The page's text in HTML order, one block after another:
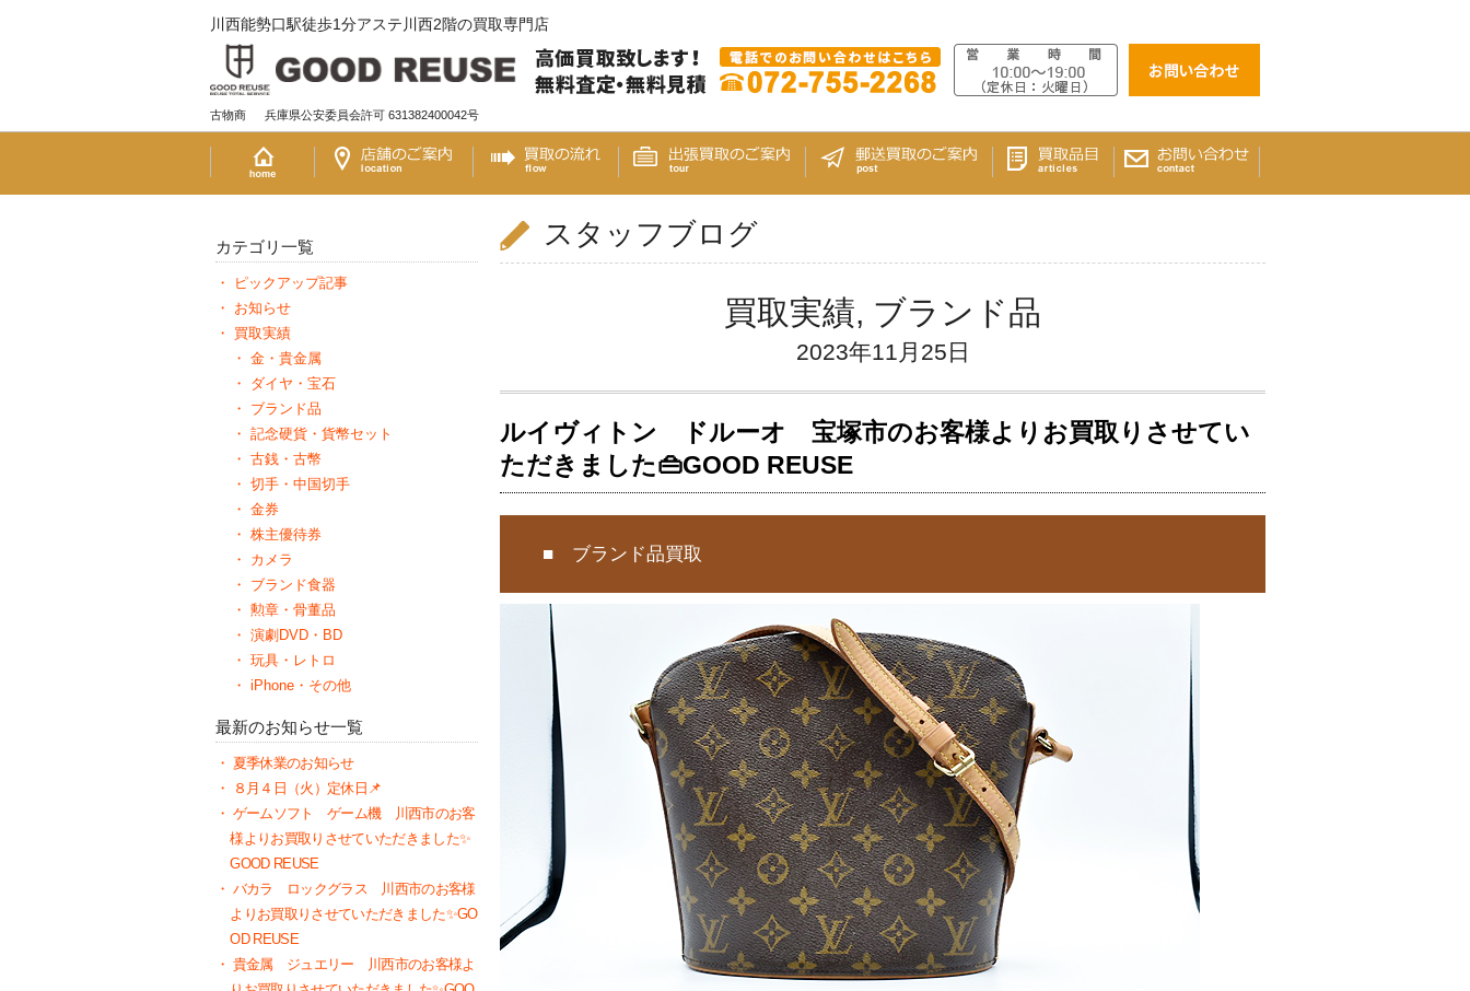
川西能勢口駅徒歩1分アステ川西2階の買取専門店
古物商 兵庫県公安委員会許可 631382400042号
スタッフブログ
買取実績, ブランド品
2023年11月25日
ルイヴィトン ドルーオ 宝塚市のお客様よりお買取りさせてい
ただきました👜GOOD REUSE
■ ブランド品買取
カテゴリ一覧
ピックアップ記事
お知らせ
買取実績
金・貴金属
ダイヤ・宝石
ブランド品
記念硬貨・貨幣セット
古銭・古幣
切手・中国切手
金券
株主優待券
カメラ
ブランド食器
勲章・骨董品
演劇DVD・BD
玩具・レトロ
iPhone・その他
最新のお知らせ一覧
夏季休業のお知らせ
８月４日（火）定休日📌
ゲームソフト ゲーム機 川西市のお客
様よりお買取りさせていただきました✨
GOOD REUSE
バカラ ロックグラス 川西市のお客様
よりお買取りさせていただきました✨GO
OD REUSE
貴金属 ジュエリー 川西市のお客様よ